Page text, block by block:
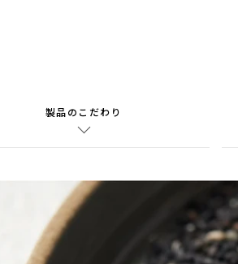
製品のこだわり